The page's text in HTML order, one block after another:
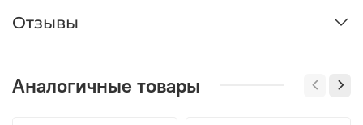
Отзывы
Аналогичные товары